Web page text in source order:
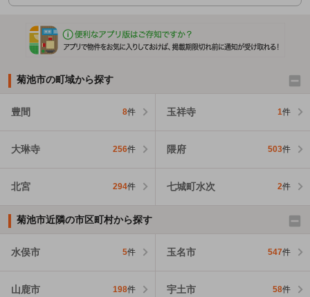
菊池市の町域から探す
豊間 8件 玉祥寺 1件
大琳寺 256件 隈府 503件
北宮 294件 七城町水次 2件
菊池市近隣の市区町村から探す
水俣市 5件 玉名市 547件
山鹿市 198件 宇土市 58件